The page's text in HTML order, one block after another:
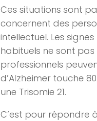
Ces situations sont
concernent des
intellectuel. Les
habituels ne sont
professionnels
d’Alzheimer touche
une Trisomie 21.
C’est pour répondre